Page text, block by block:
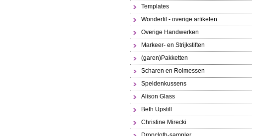
Templates
Wonderfil - overige artikelen
Overige Handwerken
Markeer- en Strijkstiften
(garen)Pakketten
Scharen en Rolmessen
Speldenkussens
Alison Glass
Beth Upstill
Christine Mirecki